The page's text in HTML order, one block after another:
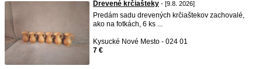
Drevené krčiašteky - [9.8. 2026]
Predám sadu drevených krčiaštekov zachovalé,
ako na fotkách, 6 ks ...
Kysucké Nové Mesto - 024 01
7 €